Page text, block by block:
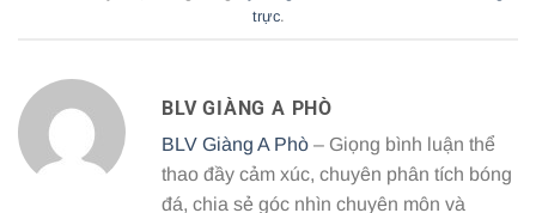
trực.
BLV GIÀNG A PHÒ
BLV Giàng A Phò – Giọng bình luận thể
thao đầy cảm xúc, chuyên phân tích bóng
đá, chia sẻ góc nhìn chuyên môn và